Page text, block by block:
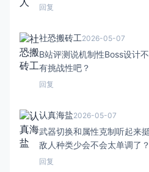
回复
社恐搬砖工2026-05-07
B站评测说机制性Boss设计
有挑战性吧？
回复
认真海盐2026-05-07
武器切换和属性克制听起来
敌人种类少会不会太单调了？
回复